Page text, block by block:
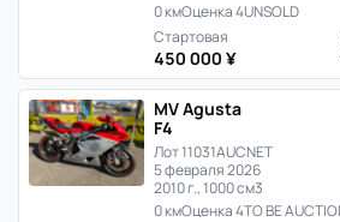
0 кмОценка 4UNSOLD
Стартовая
450 000 ¥
MV Agusta
F4
Лот 11031AUCNET
5 февраля 2026
2010 г., 1000 см3
0 кмОценка 4TO BE